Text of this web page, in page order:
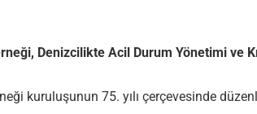
Denizcilikte Acil Durum Yönetimi ve
kuruluşunun 75. yılı çerçevesinde